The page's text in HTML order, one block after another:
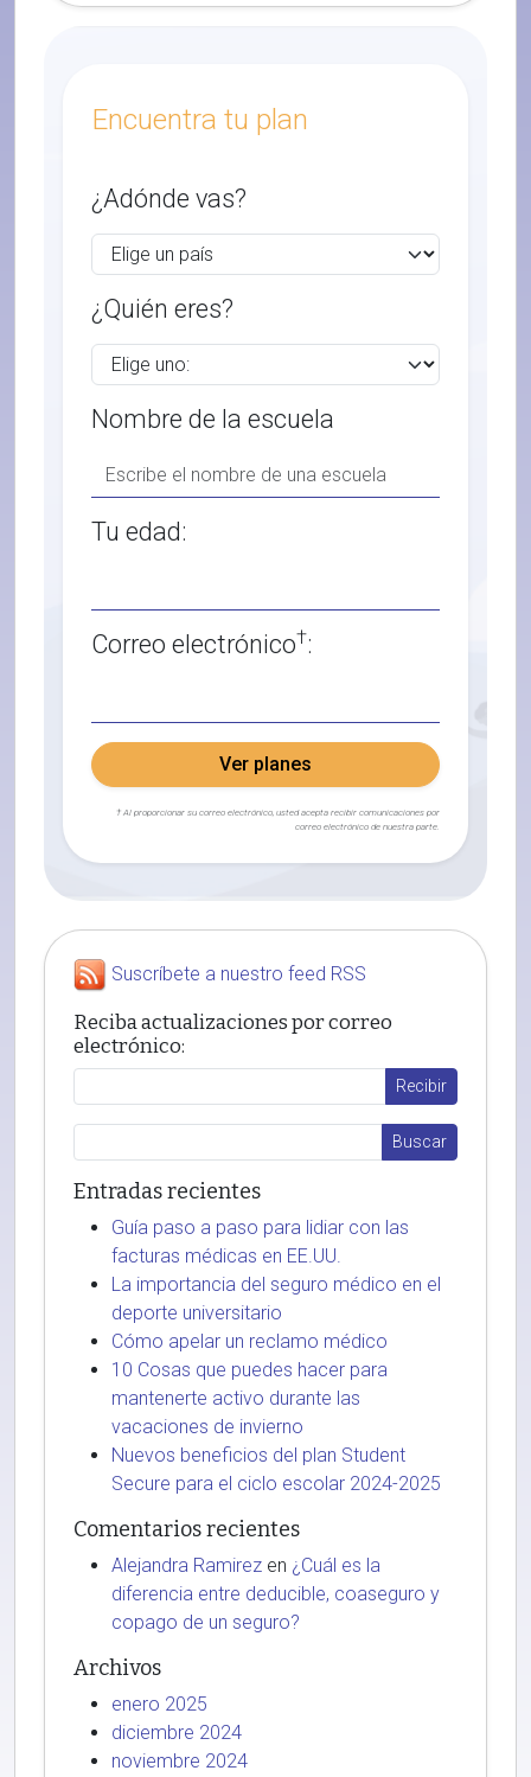
Encuentra tu plan
¿Adónde vas?
¿Quién eres?
Nombre de la escuela
Tu edad:
Correo electrónico†:
Ver planes
† Al proporcionar su correo electrónico, usted acepta recibir comunicaciones por
correo electrónico de nuestra parte.
Suscríbete a nuestro feed RSS
Reciba actualizaciones por correo
electrónico:
Entradas recientes
Guía paso a paso para lidiar con las
facturas médicas en EE.UU.
La importancia del seguro médico en el
deporte universitario
Cómo apelar un reclamo médico
10 Cosas que puedes hacer para
mantenerte activo durante las
vacaciones de invierno
Nuevos beneficios del plan Student
Secure para el ciclo escolar 2024-2025
Comentarios recientes
Alejandra Ramirez en ¿Cuál es la
diferencia entre deducible, coaseguro y
copago de un seguro?
Archivos
enero 2025
diciembre 2024
noviembre 2024